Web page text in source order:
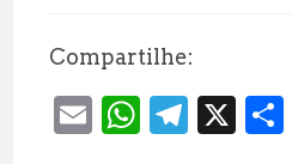
Compartilhe:
E
W T
X